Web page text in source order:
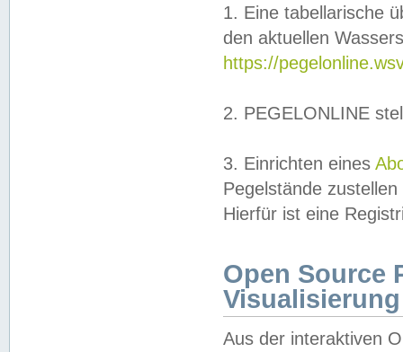
1. Eine tabellarische
den aktuellen
https://
2. PEGELONLINE
3. Einrichten eines
Pegelstände
Hierfür ist eine
Open Source
Visualisierung
Aus der interaktiven